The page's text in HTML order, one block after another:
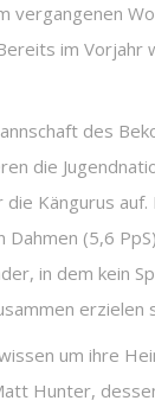
vergangenen
im Vorjahr
des
die
die Kängurus
Dahmen (5,6
in dem kein
erzielen
wissen um ihre
Hunter,